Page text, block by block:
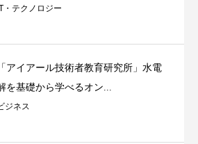
・テクノロジー
「アイアール技術者教育研究所」水電
を基礎から学べるオン...
ジネス